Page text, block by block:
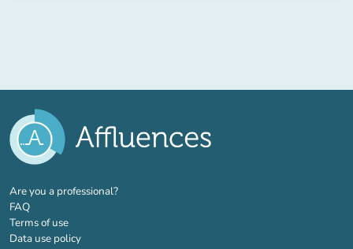
Are you a professional?(new tab)
FAQ
Terms of use
Data use policy